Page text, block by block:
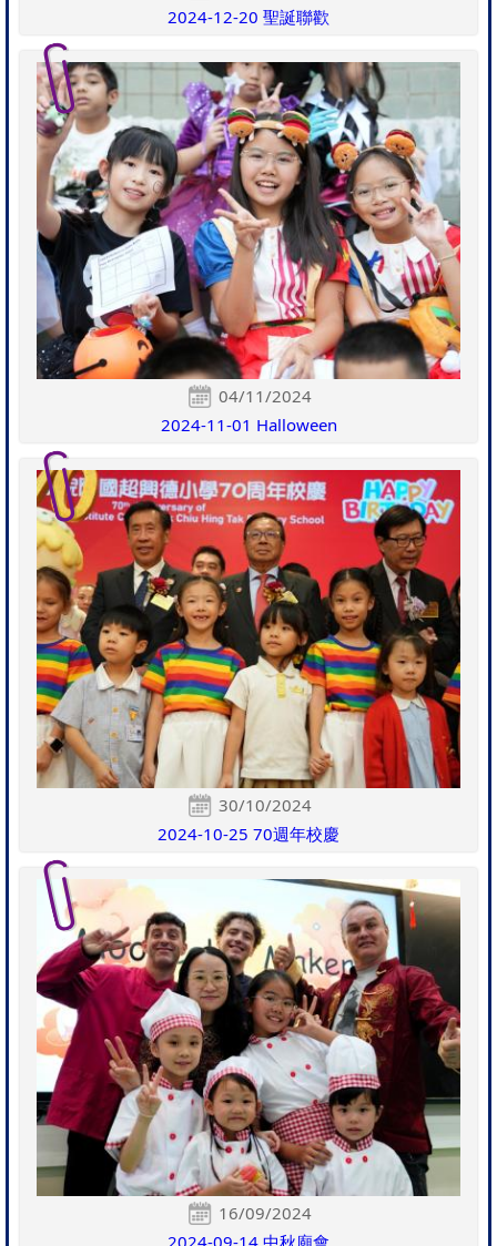
2024-12-20 聖誕聯歡
04/11/2024
2024-11-01 Halloween
30/10/2024
2024-10-25 70週年校慶
16/09/2024
2024-09-14 中秋廟會